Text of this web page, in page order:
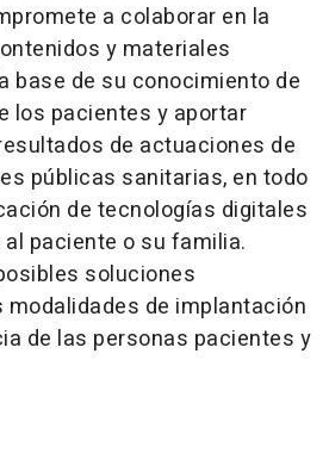
a colaborar en la
y materiales
base de su conocimiento de
los pacientes y aportar
de actuaciones de
públicas sanitarias, en todo
de tecnologías digitales
paciente o su familia.
soluciones
de implantación
de las personas pacientes y